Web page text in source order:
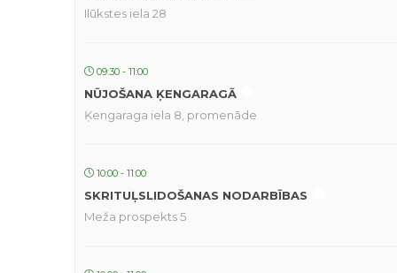
Ilūkstes iela 28
09:30 - 11:00
NŪJOŠANA ĶENGARAGĀ
Ķengaraga iela 8, promenāde
10:00 - 11:00
SKRITUĻSLIDOŠANAS NODARBĪBAS
Meža prospekts 5